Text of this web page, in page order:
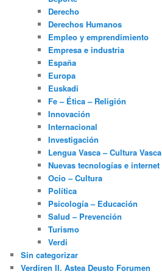
Derecho
Derechos Humanos
Empleo y emprendimiento
Empresa e industria
España
Europa
Euskadi
Fe – Ética – Religión
Innovación
Internacional
Investigación
Lengua Vasca – Cultura Vasca
Nuevas tecnologías e internet
Ocio – Cultura
Política
Psicología – Educación
Salud – Prevención
Turismo
Verdi
Sin categorizar
Verdiren II. Astea Deusto Forumen